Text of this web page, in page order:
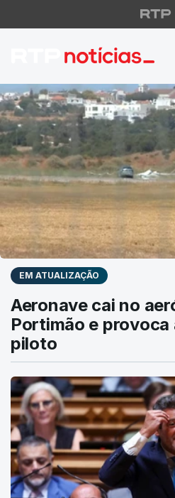
RTP
EM ATUALIZAÇÃO
Aeronave cai no
Portimão e provoca
piloto